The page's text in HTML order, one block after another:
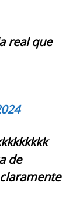
real que
de